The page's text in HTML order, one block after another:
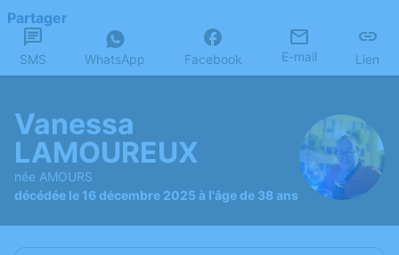
Partager
SMS WhatsApp Facebook E-mail Lien
Vanessa
LAMOUREUX
née AMOURS
décédée le 16 décembre 2025 à l'âge de 38 ans